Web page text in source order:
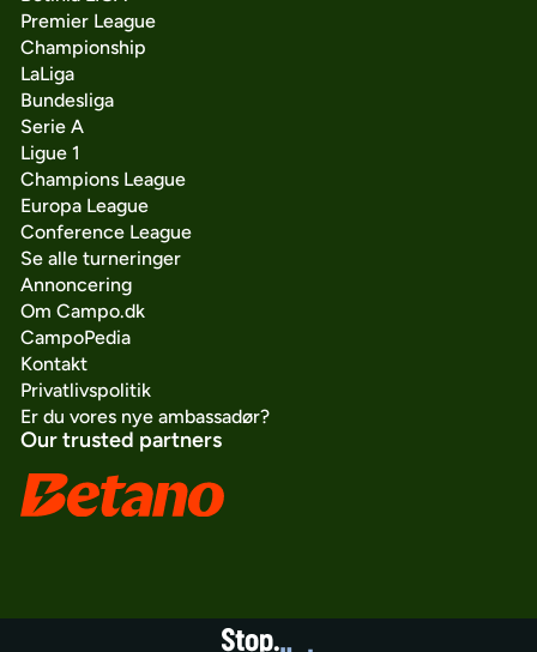
Premier League
Championship
LaLiga
Bundesliga
Serie A
Ligue 1
Champions League
Europa League
Conference League
Se alle turneringer
Annoncering
Om Campo.dk
CampoPedia
Kontakt
Privatlivspolitik
Er du vores nye ambassadør?
Our trusted partners